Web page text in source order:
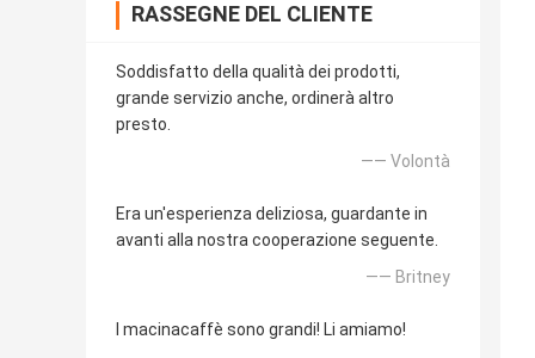
RASSEGNE DEL CLIENTE
Soddisfatto della qualità dei prodotti,
grande servizio anche, ordinerà altro
presto.
—— Volontà
Era un'esperienza deliziosa, guardante in
avanti alla nostra cooperazione seguente.
—— Britney
I macinacaffè sono grandi! Li amiamo!